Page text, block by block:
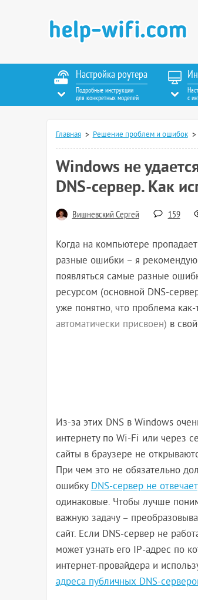
Настройка роутера
Подробные инструкции
для конкретных моделей
с
Главная Решение проблем и ошибок
Windows не
DNS-сервер. Как
Вишневский Сергей 159
Когда на компьютере
разные ошибки – я рекомендую
появляться самые разные
ресурсом (основной DNS-
уже понятно, что проблема
автоматически присвоен) в
Из-за этих DNS в Windows
интернету по Wi-Fi или через
сайты в браузере не
При чем это не обязательно
ошибкуDNS-сервер не отвечает
одинаковые. Чтобы лучше
важную задачу –
сайт. Если DNS-сервер не
может узнать его IP-адрес по
интернет-провайдера и
адреса публичных DNS-